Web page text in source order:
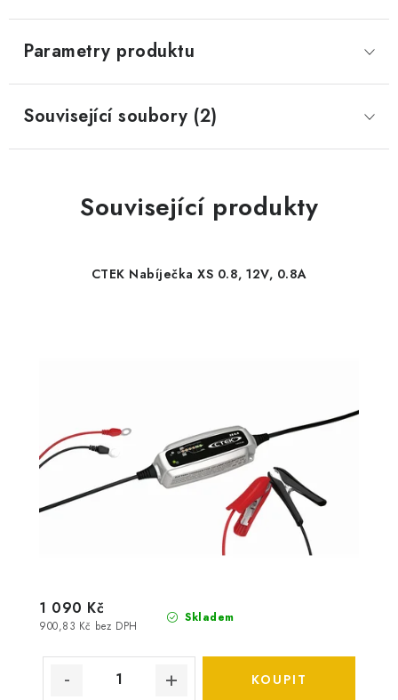
Parametry produktu
Související soubory (2)
Související produkty
CTEK Nabíječka XS 0.8, 12V, 0.8A
Skladem
900,83 Kč bez DPH
1 090 Kč